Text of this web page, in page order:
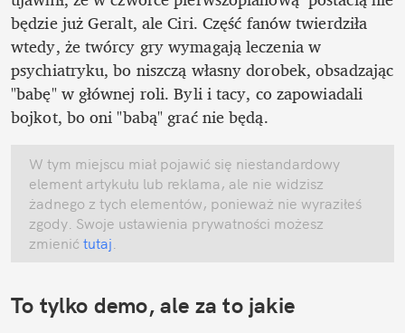
będzie już Geralt, ale Ciri. Część fanów twierdziła
wtedy, że twórcy gry wymagają leczenia w
psychiatryku, bo niszczą własny dorobek, obsadzając
"babę" w głównej roli. Byli i tacy, co zapowiadali
bojkot, bo oni "babą" grać nie będą.
W tym miejscu miał pojawić się niestandardowy
element artykułu lub reklama, ale nie widzisz
żadnego z tych elementów, ponieważ nie wyraziłeś
zgody. Swoje ustawienia prywatności możesz
zmienić tutaj
To tylko demo, ale za to jakie